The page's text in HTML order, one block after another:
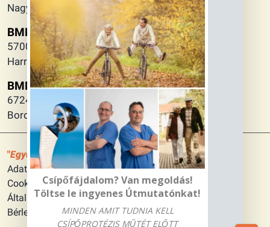
Nagykőrösi utca 2.
BMM - Gyula
5700 Gyula,
Harruckern tér 3.
BMM - Szeged
6724 Szeged
Boros József köz 1.
Együtt az örömteli mozgás szabadságáért
Adatkezelési tájékoztató
Cookie szabályzat
Általános szerződési feltételek
Bérletfelhasználási feltételek
Csípőfájdalom? Van megoldás!
Töltse le ingyenes Útmutatónkat!
MINDEN AMIT TUDNIA KELL
CSÍPŐPROTÉZIS MŰTÉT ELŐTT